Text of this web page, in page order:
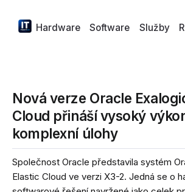
Hardware Software Služby
Nová verze Oracle
Cloud přináší vysoký
komplexní úlohy
Společnost Oracle představila systém
Elastic Cloud ve verzi X3-2. Jedná se o